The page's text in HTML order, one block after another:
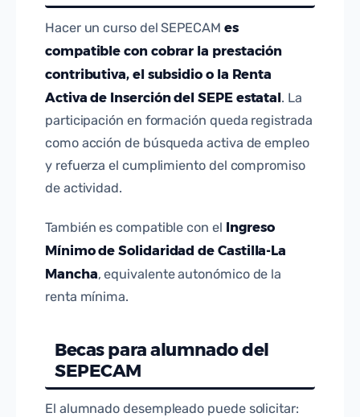
Hacer un curso del SEPECAM es
compatible con cobrar la prestación
contributiva, el subsidio o la Renta
Activa de Inserción del SEPE estatal. La
participación en formación queda registrada
como acción de búsqueda activa de empleo
y refuerza el cumplimiento del compromiso
de actividad.
También es compatible con el Ingreso
Mínimo de Solidaridad de Castilla-La
Mancha, equivalente autonómico de la
renta mínima.
Becas para alumnado del
SEPECAM
El alumnado desempleado puede solicitar: